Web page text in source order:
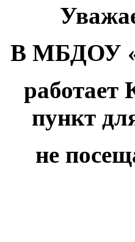
В МБДОУ
работает
пункт
не